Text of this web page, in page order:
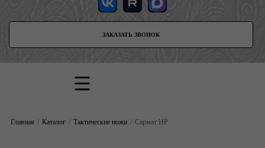
ЗАКАЗАТЬ ЗВОНОК
Главная Каталог Тактические ножи Сармат НР